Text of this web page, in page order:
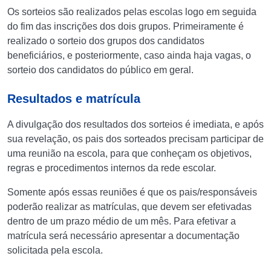
Os sorteios são realizados pelas escolas logo em seguida
do fim das inscrições dos dois grupos. Primeiramente é
realizado o sorteio dos grupos dos candidatos
beneficiários, e posteriormente, caso ainda haja vagas, o
sorteio dos candidatos do público em geral.
Resultados e matrícula
A divulgação dos resultados dos sorteios é imediata, e após
sua revelação, os pais dos sorteados precisam participar de
uma reunião na escola, para que conheçam os objetivos,
regras e procedimentos internos da rede escolar.
Somente após essas reuniões é que os pais/responsáveis
poderão realizar as matrículas, que devem ser efetivadas
dentro de um prazo médio de um mês. Para efetivar a
matrícula será necessário apresentar a documentação
solicitada pela escola.